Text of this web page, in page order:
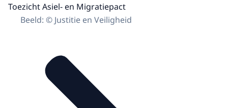
Toezicht Asiel- en Migratiepact
Beeld: © Justitie en Veiligheid